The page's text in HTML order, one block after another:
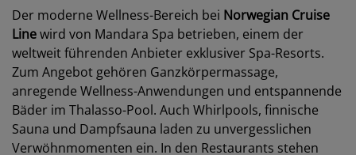
Der moderne Wellness-Bereich bei Norwegian Cruise
Linewird von Mandara Spa betrieben, einem der
weltweit führenden Anbieter exklusiver Spa-Resorts.
Zum Angebot gehören Ganzkörpermassage,
anregende Wellness-Anwendungen und entspannende
Bäder im Thalasso-Pool. Auch Whirlpools, finnische
Sauna und Dampfsauna laden zu unvergesslichen
Verwöhnmomenten ein. In den Restaurants stehen